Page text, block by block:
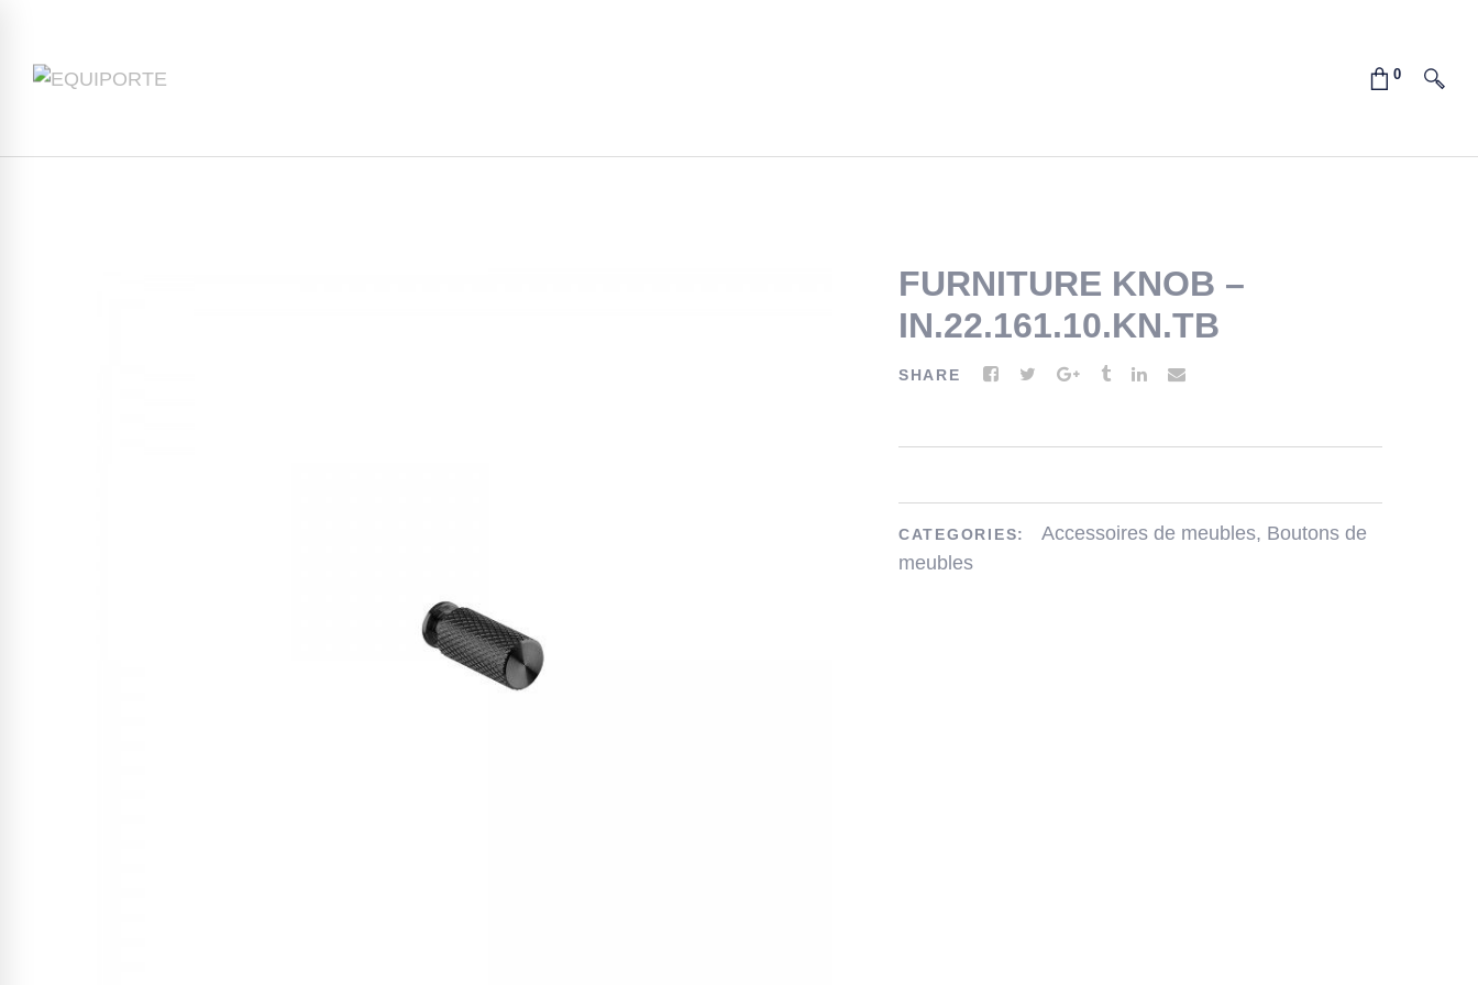
FURNITURE KNOB –
IN.22.161.10.KN.TB
SHARE
CATEGORIES: Accessoires de meubles, Boutons de
meubles